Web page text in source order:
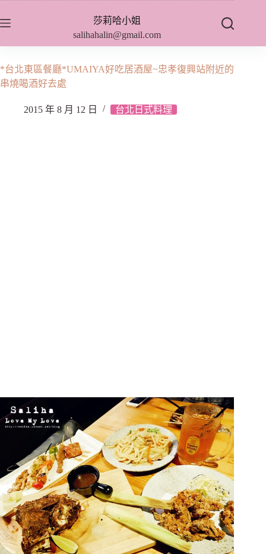
至
內
容
莎莉哈小姐
salihahalin@gmail.com
*台北東區餐廳*UMAIYA好吃居酒屋~忠孝復興站附近的
串燒喝酒好去處
2015 年 8 月 12 日 台北日式料理